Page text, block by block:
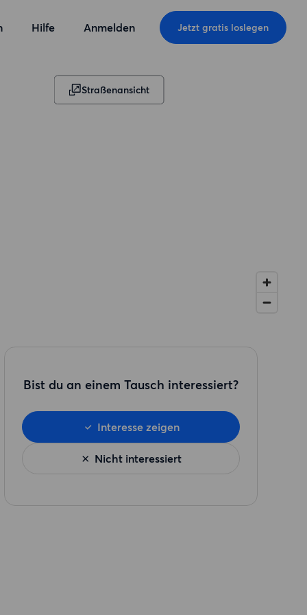
Hilfe Anmelden Jetzt gratis loslegen
Straßenansicht
Bist du an einem Tausch interessiert?
Nicht interessiert
Interesse zeigen